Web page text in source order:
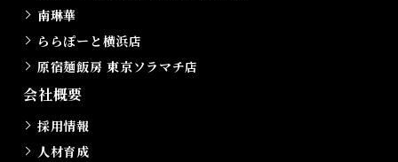
南琳華
ららぽーと横浜店
原宿麺飯房 東京ソラマチ店
会社概要
採用情報
人材育成